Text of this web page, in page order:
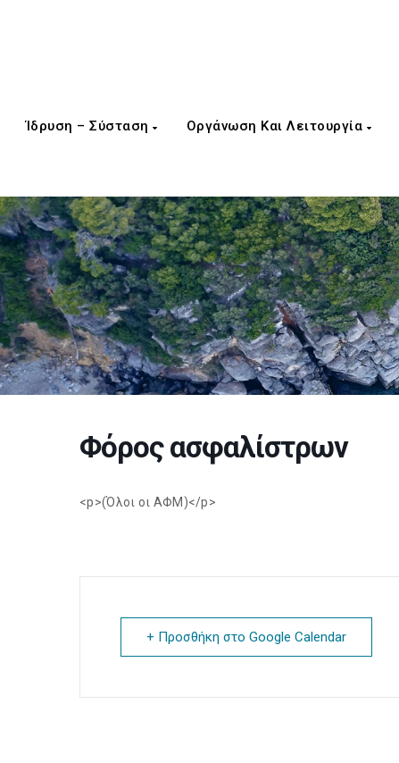
Ίδρυση – Σύσταση Οργάνωση Και Λειτουργία
Φόρος ασφαλίστρων
<p>(Όλοι οι ΑΦΜ)</p>
+ Προσθήκη στο Google Calendar